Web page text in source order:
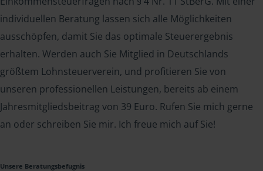
individuellen Beratung lassen sich alle Möglichkeiten
ausschöpfen, damit Sie das optimale Steuerergebnis
erhalten. Werden auch Sie Mitglied in Deutschlands
größtem Lohnsteuerverein, und profitieren Sie von
unseren professionellen Leistungen, bereits ab einem
Jahresmitgliedsbeitrag von 39 Euro. Rufen Sie mich gerne
an oder schreiben Sie mir. Ich freue mich auf Sie!
Unsere Beratungsbefugnis